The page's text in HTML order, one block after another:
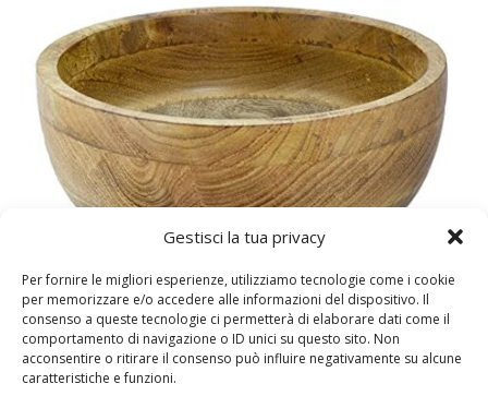
Gestisci la tua privacy
Per fornire le migliori esperienze, utilizziamo tecnologie come i cookie
per memorizzare e/o accedere alle informazioni del dispositivo. Il
consenso a queste tecnologie ci permetterà di elaborare dati come il
comportamento di navigazione o ID unici su questo sito. Non
acconsentire o ritirare il consenso può influire negativamente su alcune
caratteristiche e funzioni.
DM House Insalatiera grande in legno di mango, XXL,
senza vernice artificiale. Fatto a mano, stile e design
unici.